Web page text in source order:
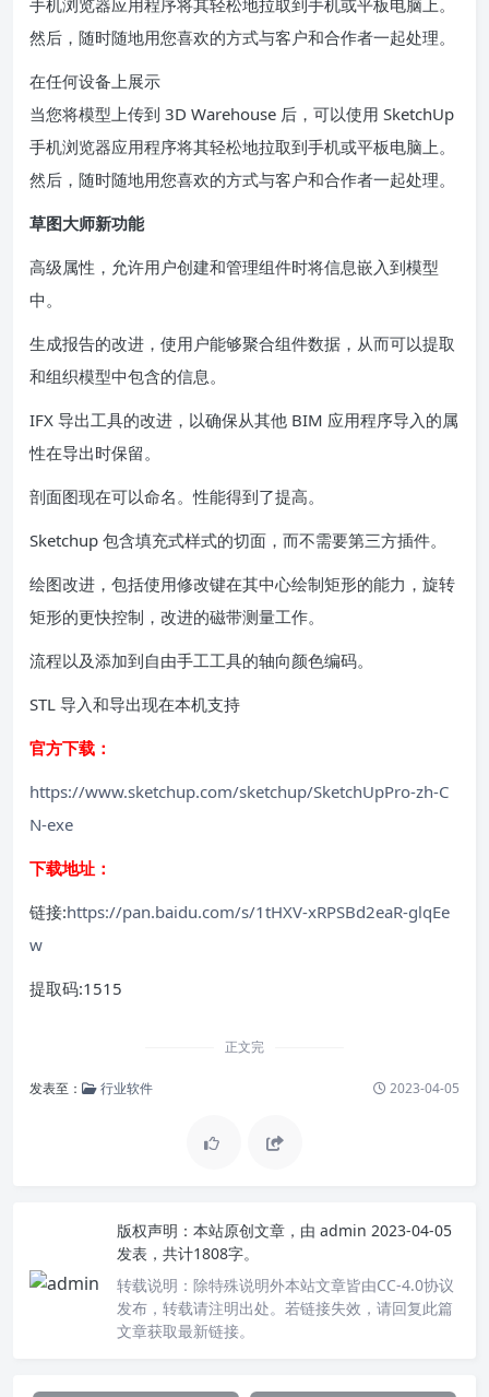
手机浏览器应用程序将其轻松地拉取到手机或平板电脑上。
然后，随时随地用您喜欢的方式与客户和合作者一起处理。
在任何设备上展示
当您将模型上传到 3D Warehouse 后，可以使用 SketchUp
手机浏览器应用程序将其轻松地拉取到手机或平板电脑上。
然后，随时随地用您喜欢的方式与客户和合作者一起处理。
草图大师新功能
高级属性，允许用户创建和管理组件时将信息嵌入到模型
中。
生成报告的改进，使用户能够聚合组件数据，从而可以提取
和组织模型中包含的信息。
IFX 导出工具的改进，以确保从其他 BIM 应用程序导入的属
性在导出时保留。
剖面图现在可以命名。性能得到了提高。
Sketchup 包含填充式样式的切面，而不需要第三方插件。
绘图改进，包括使用修改键在其中心绘制矩形的能力，旋转
矩形的更快控制，改进的磁带测量工作。
流程以及添加到自由手工工具的轴向颜色编码。
STL 导入和导出现在本机支持
官方下载：
https://www.sketchup.com/sketchup/SketchUpPro-zh-C
N-exe
下载地址：
链接:https://pan.baidu.com/s/1tHXV-xRPSBd2eaR-glqEe
w
提取码:1515
正文完
发表至： 行业软件 2023-04-05
版权声明： 本站原创文章，由 admin 2023-04-05
发表，共计1808字。
转载说明： 除特殊说明外本站文章皆由CC-4.0协议
发布，转载请注明出处。若链接失效，请回复此篇
文章获取最新链接。